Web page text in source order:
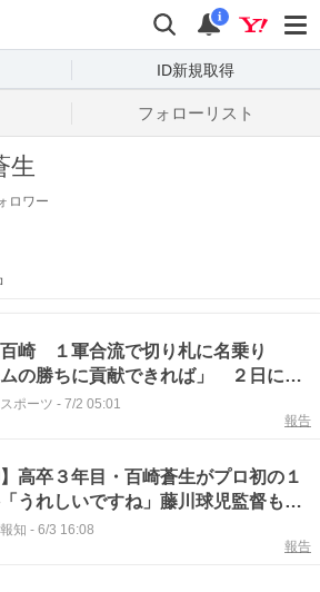
検索
通知
i
ID新規取得
フォローリスト
生
ロワー
百崎 １軍合流で切り札に名乗り
ムの勝ちに貢献できれば」 ２日にも
目の昇格へ
ポーツ - 7/2 05:01
報告
】高卒３年目・百崎蒼生がプロ初の１
うれしいですね」藤川球児監督も期
ち内野手「任されたところでやるだ
知 - 6/3 16:08
報告